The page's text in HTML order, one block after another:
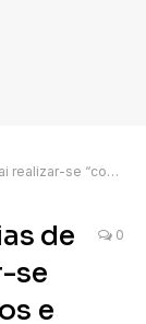
toureiros” anuncia empresário
de
se
e
0